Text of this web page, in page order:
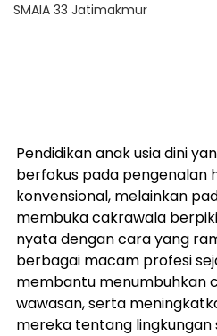
SMAIA 33 Jatimakmur
Pendidikan anak usia dini
berfokus pada pengenalan
konvensional, melainkan
membuka cakrawala
nyata dengan cara yang
berbagai macam profesi
membantu menumbuhkan
wawasan, serta
mereka tentang lingkungan